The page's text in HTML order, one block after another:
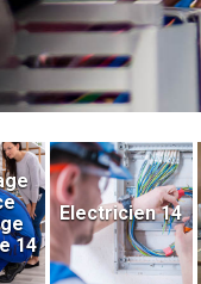
14
Electricien 14